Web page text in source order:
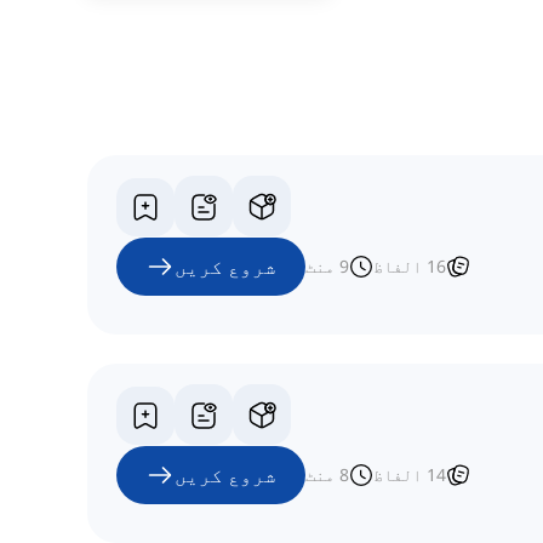
16 الفاظ 9 منٹ شروع کریں
14 الفاظ 8 منٹ شروع کریں